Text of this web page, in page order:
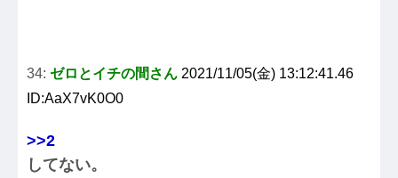
34: ゼロとイチの間さん 2021/11/05(金) 13:12:41.46
ID:AaX7vK0O0
>>2
してない。